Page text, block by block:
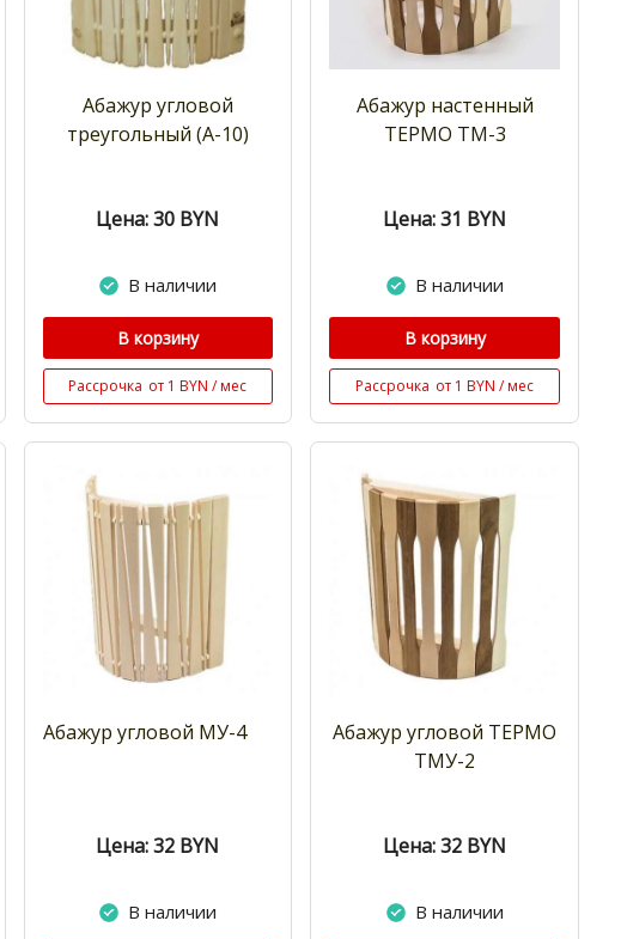
Абажур угловой
треугольный (А-10)
Цена: 30 BYN
В наличии
В корзину
Рассрочка от 1 BYN / мес
Абажур настенный
ТЕРМО ТМ-3
Цена: 31 BYN
В наличии
В корзину
Рассрочка от 1 BYN / мес
Абажур угловой МУ-4
Цена: 32 BYN
В наличии
Абажур угловой ТЕРМО
ТМУ-2
Цена: 32 BYN
В наличии